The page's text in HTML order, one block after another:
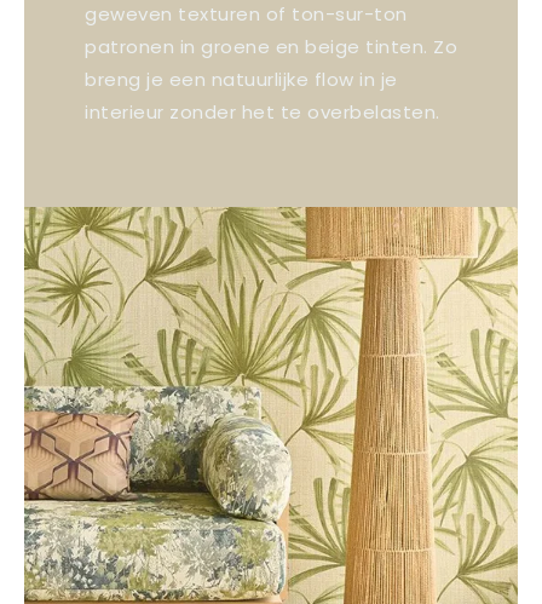
geweven texturen of ton-sur-ton
patronen in groene en beige tinten. Zo
breng je een natuurlijke flow in je
interieur zonder het te overbelasten.